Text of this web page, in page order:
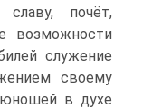
почёт,
возможности
служение
своему
юношей в духе